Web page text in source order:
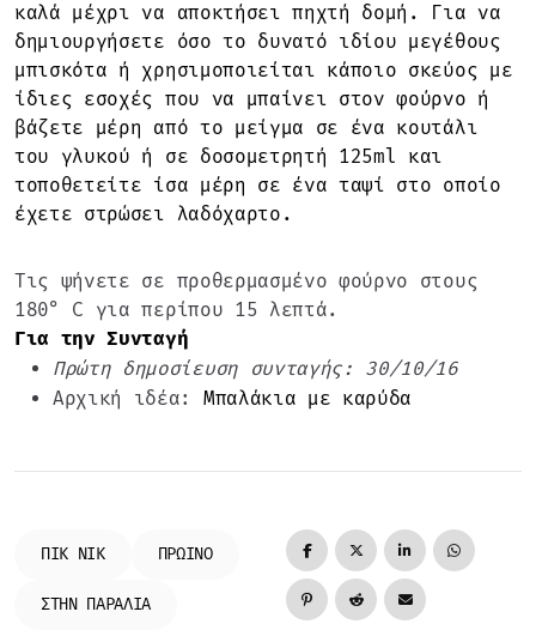
καλά μέχρι να αποκτήσει πηχτή δομή. Για να
δημιουργήσετε όσο το δυνατό ιδίου μεγέθους
μπισκότα ή χρησιμοποιείται κάποιο σκεύος με
ίδιες εσοχές που να μπαίνει στον φούρνο ή
βάζετε μέρη από το μείγμα σε ένα κουτάλι
του γλυκού ή σε δοσομετρητή 125ml και
τοποθετείτε ίσα μέρη σε ένα ταψί στο οποίο
έχετε στρώσει λαδόχαρτο.
Τις ψήνετε σε προθερμασμένο φούρνο στους
180° C για περίπου 15 λεπτά.
Για την Συνταγή
Πρώτη δημοσίευση συνταγής: 30/10/16
Αρχική ιδέα: Μπαλάκια με καρύδα
ΠΙΚ ΝΙΚ ΠΡΩΙΝΌ
ΣΤΗΝ ΠΑΡΑΛΊΑ